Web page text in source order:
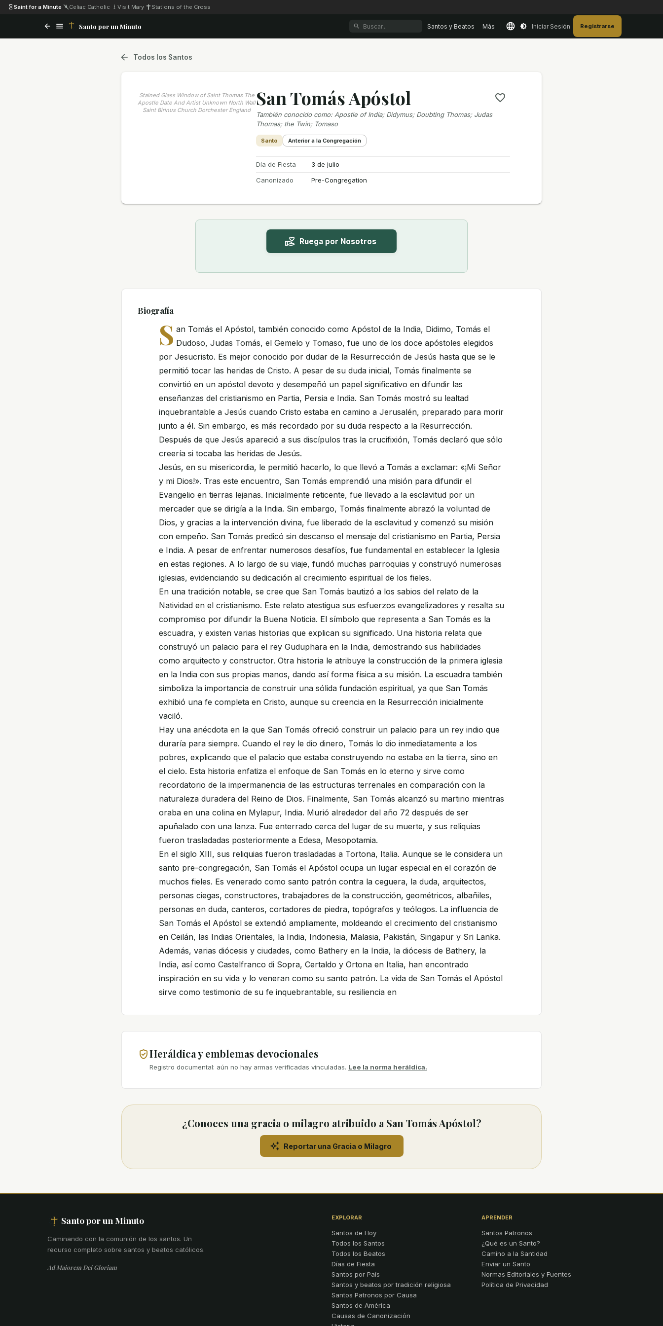
Saint for a Minute Celiac Catholic Visit Mary Stations of the Cross
Santo por un Minuto Santos y Beatos Más Iniciar Sesión Registrarse
Todos los Santos
Stained Glass Window of Saint Thomas The
Apostle Date And Artist Unknown North Wall
Saint Birinus Church Dorchester England
San Tomás Apóstol
También conocido como: Apostle of India; Didymus; Doubting Thomas; Judas
Thomas; the Twin; Tomaso
Santo Anterior a la Congregación
Día de Fiesta
3 de julio
Canonizado
Pre-Congregation
Ruega por Nosotros
Biografía
S an Tomás el Apóstol, también conocido como Apóstol de la India, Didimo, Tomás el
Dudoso, Judas Tomás, el Gemelo y Tomaso, fue uno de los doce apóstoles elegidos
por Jesucristo. Es mejor conocido por dudar de la Resurrección de Jesús hasta que se le
permitió tocar las heridas de Cristo. A pesar de su duda inicial, Tomás finalmente se
convirtió en un apóstol devoto y desempeñó un papel significativo en difundir las
enseñanzas del cristianismo en Partia, Persia e India. San Tomás mostró su lealtad
inquebrantable a Jesús cuando Cristo estaba en camino a Jerusalén, preparado para morir
junto a él. Sin embargo, es más recordado por su duda respecto a la Resurrección.
Después de que Jesús apareció a sus discípulos tras la crucifixión, Tomás declaró que sólo
creería si tocaba las heridas de Jesús.
Jesús, en su misericordia, le permitió hacerlo, lo que llevó a Tomás a exclamar: «¡Mi Señor
y mi Dios!». Tras este encuentro, San Tomás emprendió una misión para difundir el
Evangelio en tierras lejanas. Inicialmente reticente, fue llevado a la esclavitud por un
mercader que se dirigía a la India. Sin embargo, Tomás finalmente abrazó la voluntad de
Dios, y gracias a la intervención divina, fue liberado de la esclavitud y comenzó su misión
con empeño. San Tomás predicó sin descanso el mensaje del cristianismo en Partia, Persia
e India. A pesar de enfrentar numerosos desafíos, fue fundamental en establecer la Iglesia
en estas regiones. A lo largo de su viaje, fundó muchas parroquias y construyó numerosas
iglesias, evidenciando su dedicación al crecimiento espiritual de los fieles.
En una tradición notable, se cree que San Tomás bautizó a los sabios del relato de la
Natividad en el cristianismo. Este relato atestigua sus esfuerzos evangelizadores y resalta su
compromiso por difundir la Buena Noticia. El símbolo que representa a San Tomás es la
escuadra, y existen varias historias que explican su significado. Una historia relata que
construyó un palacio para el rey Guduphara en la India, demostrando sus habilidades
como arquitecto y constructor. Otra historia le atribuye la construcción de la primera iglesia
en la India con sus propias manos, dando así forma física a su misión. La escuadra también
simboliza la importancia de construir una sólida fundación espiritual, ya que San Tomás
exhibió una fe completa en Cristo, aunque su creencia en la Resurrección inicialmente
vaciló.
Hay una anécdota en la que San Tomás ofreció construir un palacio para un rey indio que
duraría para siempre. Cuando el rey le dio dinero, Tomás lo dio inmediatamente a los
pobres, explicando que el palacio que estaba construyendo no estaba en la tierra, sino en
el cielo. Esta historia enfatiza el enfoque de San Tomás en lo eterno y sirve como
recordatorio de la impermanencia de las estructuras terrenales en comparación con la
naturaleza duradera del Reino de Dios. Finalmente, San Tomás alcanzó su martirio mientras
oraba en una colina en Mylapur, India. Murió alrededor del año 72 después de ser
apuñalado con una lanza. Fue enterrado cerca del lugar de su muerte, y sus reliquias
fueron trasladadas posteriormente a Edesa, Mesopotamia.
En el siglo XIII, sus reliquias fueron trasladadas a Tortona, Italia. Aunque se le considera un
santo pre-congregación, San Tomás el Apóstol ocupa un lugar especial en el corazón de
muchos fieles. Es venerado como santo patrón contra la ceguera, la duda, arquitectos,
personas ciegas, constructores, trabajadores de la construcción, geométricos, albañiles,
personas en duda, canteros, cortadores de piedra, topógrafos y teólogos. La influencia de
San Tomás el Apóstol se extendió ampliamente, moldeando el crecimiento del cristianismo
en Ceilán, las Indias Orientales, la India, Indonesia, Malasia, Pakistán, Singapur y Sri Lanka.
Además, varias diócesis y ciudades, como Bathery en la India, la diócesis de Bathery, la
India, así como Castelfranco di Sopra, Certaldo y Ortona en Italia, han encontrado
inspiración en su vida y lo veneran como su santo patrón. La vida de San Tomás el Apóstol
sirve como testimonio de su fe inquebrantable, su resiliencia en
Heráldica y emblemas devocionales
Registro documental: aún no hay armas verificadas vinculadas. Lee la norma heráldica.
¿Conoces una gracia o milagro atribuido a San Tomás Apóstol?
Reportar una Gracia o Milagro
Santo por un Minuto
Caminando con la comunión de los santos. Un
recurso completo sobre santos y beatos católicos.
Ad Maiorem Dei Gloriam
EXPLORAR
Santos de Hoy
Todos los Santos
Todos los Beatos
Días de Fiesta
Santos por País
Santos y beatos por tradición religiosa
Santos Patronos por Causa
Santos de América
Causas de Canonización
APRENDER
Santos Patronos
¿Qué es un Santo?
Camino a la Santidad
Enviar un Santo
Normas Editoriales y Fuentes
Política de Privacidad